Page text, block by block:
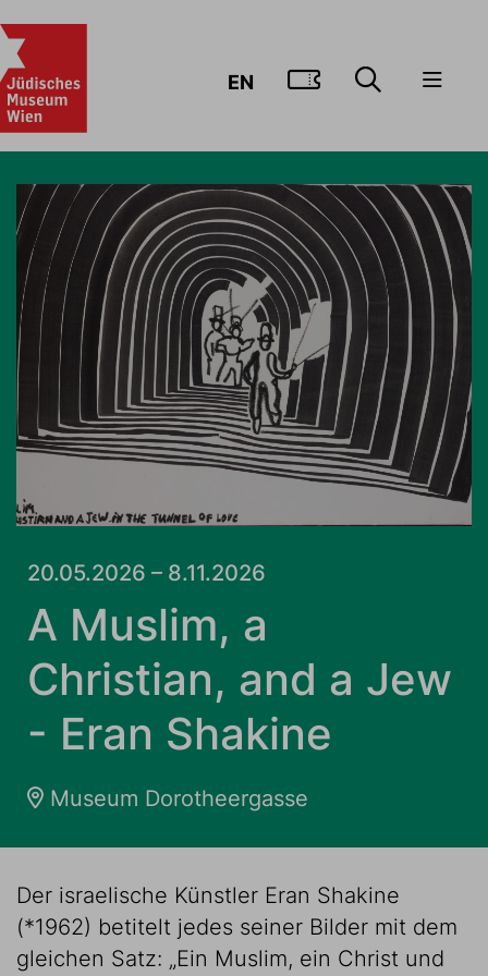
EN ZUM
20.05.2026 – 8.11.2026
A Muslim, a
Christian, and a Jew
- Eran Shakine
Museum Dorotheergasse
Der israelische Künstler Eran Shakine
(*1962) betitelt jedes seiner Bilder mit dem
gleichen Satz: „Ein Muslim, ein Christ und